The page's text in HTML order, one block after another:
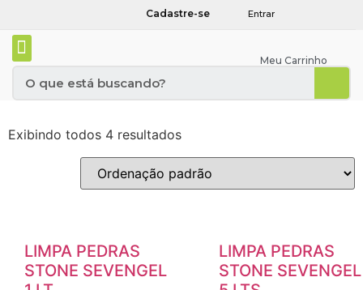
Cadastre-se Entrar
Meu Carrinho
Exibindo todos 4 resultados
LIMPA PEDRAS
STONE SEVENGEL
LIMPA PEDRAS
STONE SEVENGEL